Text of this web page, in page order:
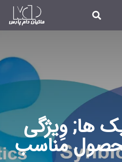
ها; وِیژگی
مناسب